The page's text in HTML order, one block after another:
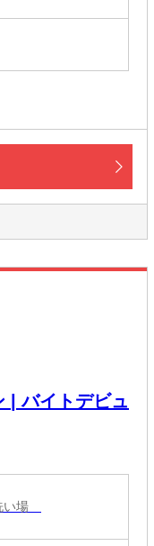
| バイトデビュ
い場